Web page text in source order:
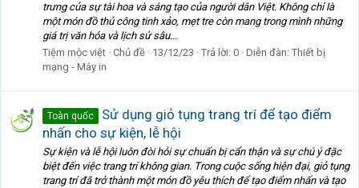
trưng của sự tài hoa và sáng tạo của người dân Việt. Không chỉ là
một món đồ thủ công tinh xảo, mẹt tre còn mang trong mình những
giá trị văn hóa và lịch sử sâu...
Tiệm mộc việt Chủ đề 13/12/23 Trả lời: 0 Diễn đàn: Thiết bị
mạng - Máy in
Toàn quốc
Sử dụng giỏ tụng trang trí để tạo điểm
nhấn cho sự kiện, lễ hội
Sự kiện và lễ hội luôn đòi hỏi sự chuẩn bị cẩn thận và sự chú ý đặc
biệt đến việc trang trí không gian. Trong cuộc sống hiện đại, giỏ tụng
trang trí đã trở thành một món đồ yêu thích để tạo điểm nhấn và tạo